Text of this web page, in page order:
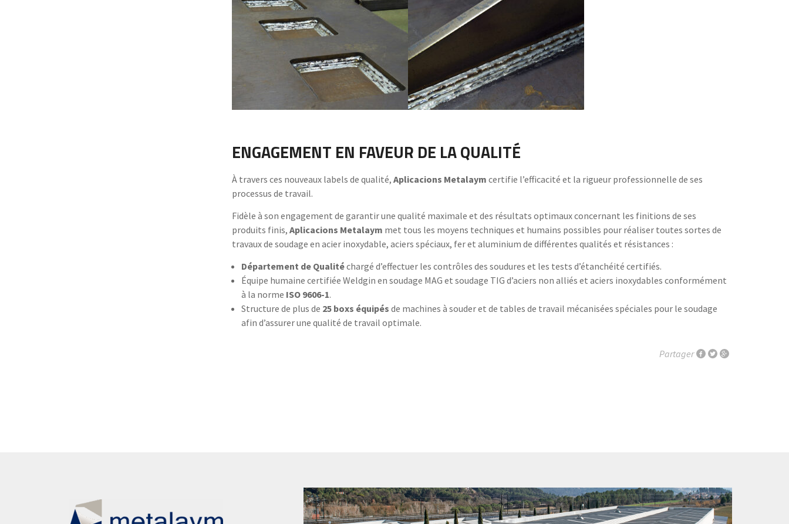
ENGAGEMENT EN FAVEUR DE LA QUALITÉ
À travers ces nouveaux labels de qualité, Aplicacions Metalaym certifie l’efficacité et la rigueur professionnelle de ses
processus de travail.
Fidèle à son engagement de garantir une qualité maximale et des résultats optimaux concernant les finitions de ses
produits finis, Aplicacions Metalaym met tous les moyens techniques et humains possibles pour réaliser toutes sortes de
travaux de soudage en acier inoxydable, aciers spéciaux, fer et aluminium de différentes qualités et résistances :
Département de Qualitéchargé d’effectuer les contrôles des soudures et les tests d’étanchéité certifiés.
Équipe humaine certifiée Weldgin en soudage MAG et soudage TIG d’aciers non alliés et aciers inoxydables conformément
à la norme ISO 9606-1.
Structure de plus de 25 boxs équipés de machines à souder et de tables de travail mécanisées spéciales pour le soudage
afin d’assurer une qualité de travail optimale.
Partager